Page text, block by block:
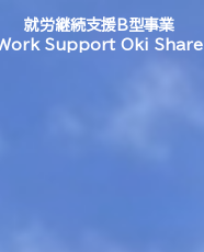
就労継続支援B型事業
Support Oki Share